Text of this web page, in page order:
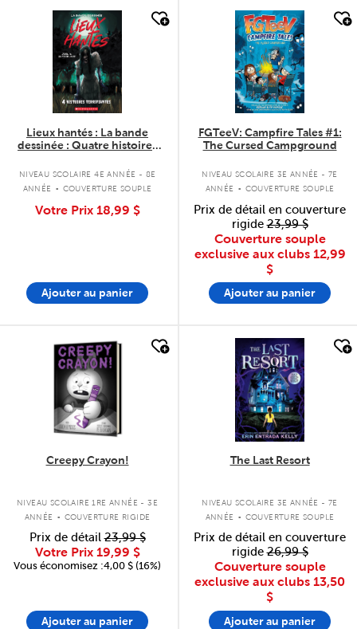
quick look
Lieux hantés : La bande
dessinée : Quatre histoires
NIVEAU SCOLAIRE 4E ANNÉE - 8E
ANNÉE . COUVERTURE SOUPLE
Votre Prix 18,99 $
Ajouter au panier
quick look
FGTeeV: Campfire Tales #1:
The Cursed Campground
NIVEAU SCOLAIRE 3E ANNÉE - 7E
ANNÉE . COUVERTURE SOUPLE
Prix de détail en couverture
rigide23,99 $
Couverture souple
exclusive aux clubs 12,99
$
Ajouter au panier
quick look
Creepy Crayon!
NIVEAU SCOLAIRE 1RE ANNÉE - 3E
ANNÉE . COUVERTURE RIGIDE
Prix de détail23,99 $
Votre Prix 19,99 $
Vous économisez :4,00 $ (16%)
Ajouter au panier
quick look
The Last Resort
NIVEAU SCOLAIRE 3E ANNÉE - 7E
ANNÉE . COUVERTURE SOUPLE
Prix de détail en couverture
rigide26,99 $
Couverture souple
exclusive aux clubs 13,50
$
Ajouter au panier